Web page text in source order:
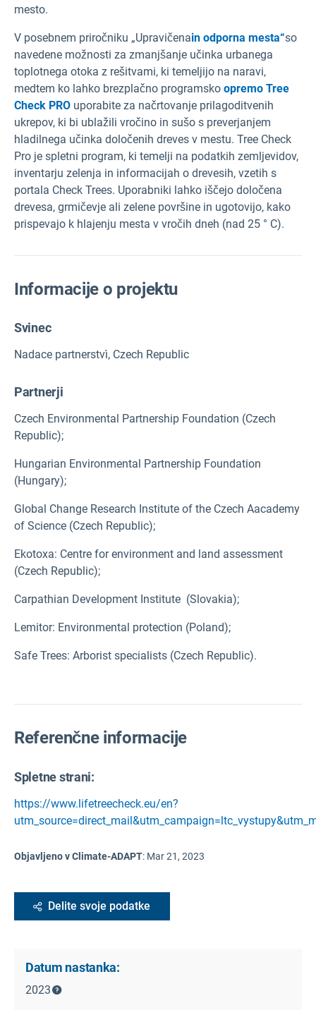
mesto.
V posebnem priročniku „Upravičenain odporna mesta“so
navedene možnosti za zmanjšanje učinka urbanega
toplotnega otoka z rešitvami, ki temeljijo na naravi,
medtem ko lahko brezplačno programsko opremo Tree
Check PRO uporabite za načrtovanje prilagoditvenih
ukrepov, ki bi ublažili vročino in sušo s preverjanjem
hladilnega učinka določenih dreves v mestu. Tree Check
Pro je spletni program, ki temelji na podatkih zemljevidov,
inventarju zelenja in informacijah o drevesih, vzetih s
portala Check Trees. Uporabniki lahko iščejo določena
drevesa, grmičevje ali zelene površine in ugotovijo, kako
prispevajo k hlajenju mesta v vročih dneh (nad 25 ° C).
Informacije o projektu
Svinec
Nadace partnerstvì, Czech Republic
Partnerji
Czech Environmental Partnership Foundation (Czech
Republic);
Hungarian Environmental Partnership Foundation
(Hungary);
Global Change Research Institute of the Czech Aacademy
of Science (Czech Republic);
Ekotoxa: Centre for environment and land assessment
(Czech Republic);
Carpathian Development Institute (Slovakia);
Lemitor: Environmental protection (Poland);
Safe Trees: Arborist specialists (Czech Republic).
Referenčne informacije
Spletne strani:
https://www.lifetreecheck.eu/en?
Objavljeno v Climate-ADAPT: Mar 21, 2023
Delite svoje podatke
Datum nastanka:
2023